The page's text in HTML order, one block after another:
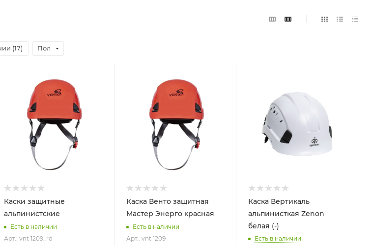
(17) Пол
Каски защитные
альпинистские
Есть в наличии
Арт.: vnt 1209_rd
Каска Венто защитная
Мастер Энерго красная
Есть в наличии
Арт.: vnt 1209
Каска Вертикаль
альпинисткая Zenon
белая (-)
Есть в наличии